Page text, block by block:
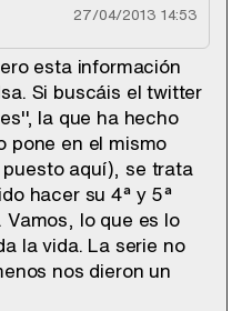
27/04/2013 14:53
esta información
Si buscáis el twitter
la que ha hecho
pone en el mismo
aquí), se trata
hacer su 4ª y 5ª
lo que es lo
la vida. La serie no
nos dieron un